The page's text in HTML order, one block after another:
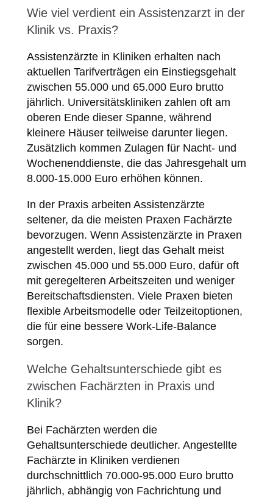
Wie viel verdient ein Assistenzarzt in der
Klinik vs. Praxis?
Assistenzärzte in Kliniken erhalten nach
aktuellen Tarifverträgen ein Einstiegsgehalt
zwischen 55.000 und 65.000 Euro brutto
jährlich. Universitätskliniken zahlen oft am
oberen Ende dieser Spanne, während
kleinere Häuser teilweise darunter liegen.
Zusätzlich kommen Zulagen für Nacht- und
Wochenenddienste, die das Jahresgehalt um
8.000-15.000 Euro erhöhen können.
In der Praxis arbeiten Assistenzärzte
seltener, da die meisten Praxen Fachärzte
bevorzugen. Wenn Assistenzärzte in Praxen
angestellt werden, liegt das Gehalt meist
zwischen 45.000 und 55.000 Euro, dafür oft
mit geregelteren Arbeitszeiten und weniger
Bereitschaftsdiensten. Viele Praxen bieten
flexible Arbeitsmodelle oder Teilzeitoptionen,
die für eine bessere Work-Life-Balance
sorgen.
Welche Gehaltsunterschiede gibt es
zwischen Fachärzten in Praxis und
Klinik?
Bei Fachärzten werden die
Gehaltsunterschiede deutlicher. Angestellte
Fachärzte in Kliniken verdienen
durchschnittlich 70.000-95.000 Euro brutto
jährlich, abhängig von Fachrichtung und